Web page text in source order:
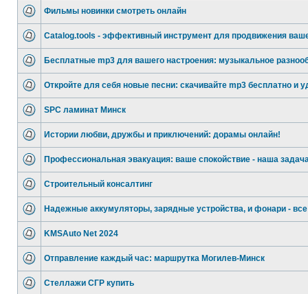
Фильмы новинки смотреть онлайн
Catalog.tools - эффективный инструмент для продвижения
Бесплатные mp3 для вашего настроения: музыкальное
Откройте для себя новые песни: скачивайте mp3 бесплатно и
SPC ламинат Минск
Истории любви, дружбы и приключений: дорамы онлайн!
Профессиональная эвакуация: ваше спокойствие - наша
Строительный консалтинг
Надежные аккумуляторы, зарядные устройства, и фонари -
KMSAuto Net 2024
Отправление каждый час: маршрутка Могилев-Минск
Стеллажи СГР купить